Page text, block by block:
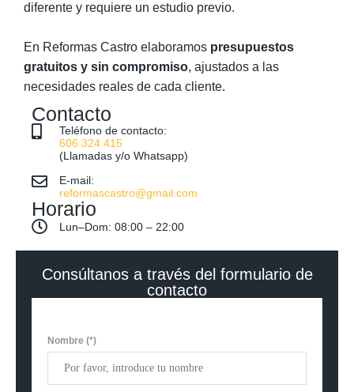
Consúltanos a través del formulario de
contacto
Nombre (*)
diferente y requiere un estudio previo.
En Reformas Castro elaboramos presupuestos
gratuitos y sin compromiso, ajustados a las
necesidades reales de cada cliente.
Contacto
Teléfono de contacto:
606 324 415
(Llamadas y/o Whatsapp)
E-mail:
reformascastro@gmail.com
Horario
Lun–Dom: 08:00 – 22:00